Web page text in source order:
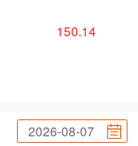
150.14
2026-08-07